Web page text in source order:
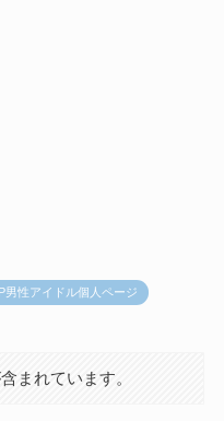
男性アイドル個人ページ
まれています。